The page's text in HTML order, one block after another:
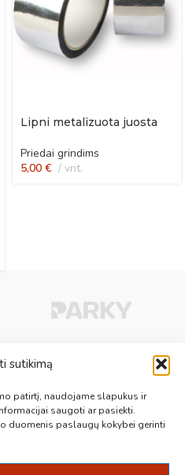
sutikimą
patirtį, naudojame slapukus ir
saugoti ar pasiekti.
duomenis paslaugų kokybei gerinti
Lipni metalizuota juosta
Priedai grindims
5,00 € vnt.
vinilinės grindys, paklotai,
originalios bei kokybiškos prekės